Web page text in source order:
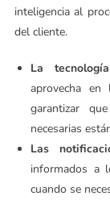
inteligencia al
del cliente.
La
aprovecha
garantizar
necesarias
Las
informados a
cuando se